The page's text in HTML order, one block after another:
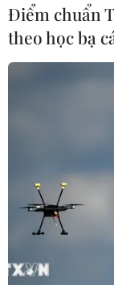
Điểm chuẩn
theo học bạ